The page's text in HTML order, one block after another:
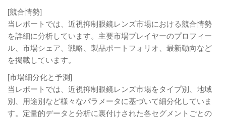
[競合情勢]
当レポートでは、近視抑制眼鏡レンズ市場における競合情勢
を詳細に分析しています。主要市場プレイヤーのプロフィー
ル、市場シェア、戦略、製品ポートフォリオ、最新動向など
を掲載しています。
[市場細分化と予測]
当レポートでは、近視抑制眼鏡レンズ市場をタイプ別、地域
別、用途別など様々なパラメータに基づいて細分化していま
す。定量的データと分析に裏付けされた各セグメントごとの